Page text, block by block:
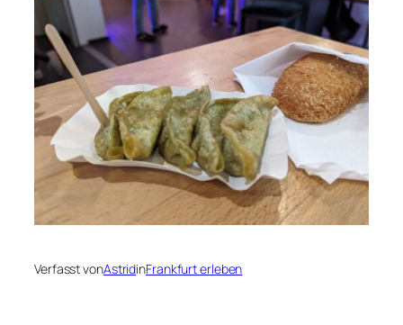
Verfasst vonAstridinFrankfurt erleben